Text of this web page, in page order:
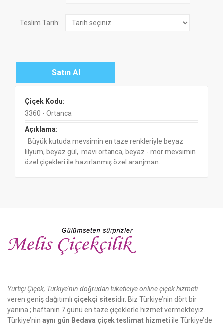
Teslim Tarih:
Çiçek Kodu:
3360 - Ortanca
Açıklama:
Büyük kutuda mevsimin en taze renkleriyle beyaz
lilyum, beyaz gül, mavi ortanca, beyaz - mor mevsimin
özel çiçekleri ile hazırlanmış özel aranjman.
Yurtiçi Çiçek, Türkiye'nin doğrudan tüketiciye online çiçek hizmeti
veren geniş dağıtımlı çiçekçi sitesidir. Biz Türkiye’nin dört bir
yanına ; haftanın 7 günü en taze çiçeklerle hizmet vermekteyiz..
Türkiye’nin aynı gün Bedava çiçek teslimat hizmeti ile Türkiye’de